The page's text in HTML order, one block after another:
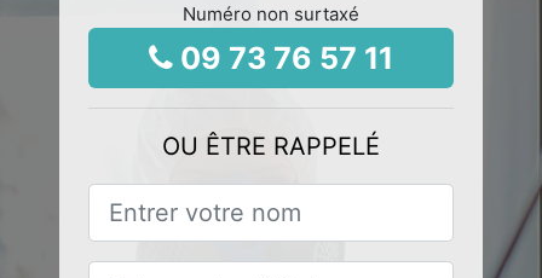
Numéro non surtaxé
09 73 76 57 11
OU ÊTRE RAPPELÉ